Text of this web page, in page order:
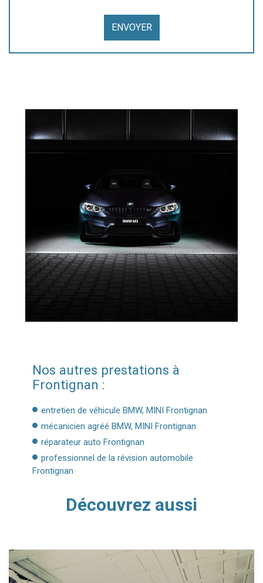
Nos autres prestations à
Frontignan :
entretien de véhicule BMW, MINI Frontignan
mécanicien agréé BMW, MINI Frontignan
réparateur auto Frontignan
professionnel de la révision automobile
Frontignan
Découvrez aussi